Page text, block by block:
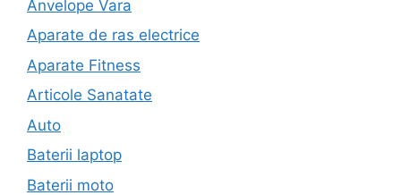
Anvelope Vara
Aparate de ras electrice
Aparate Fitness
Articole Sanatate
Auto
Baterii laptop
Baterii moto